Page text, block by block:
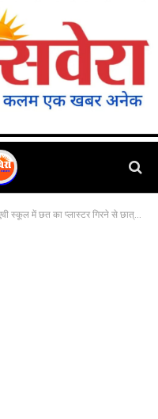
गिरने से छात्रा हुई घायल, बच्चों में बना डर जैसा माहौल